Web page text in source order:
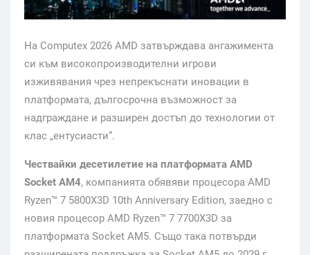
На Computex 2026 AMD затвърждава ангажимента
си към високопроизводителни игрови
изживявания чрез непрекъснати иновации в
платформата, дългосрочна възможност за
надграждане и разширен достъп до технологии от
клас „ентусиасти“.
Чествайки десетилетие на платформата AMD
Socket AM4, компанията обявяви процесора AMD
Ryzen™ 7 5800X3D 10th Anniversary Edition, заедно с
новия процесор AMD Ryzen™ 7 7700X3D за
платформата Socket AM5. Също така потвърди